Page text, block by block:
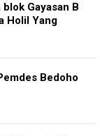
Gayasan B
Holil Yang
Bedoho